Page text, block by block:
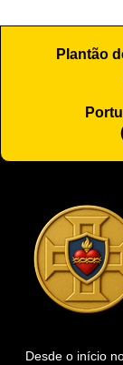
Plantão
Desde o início